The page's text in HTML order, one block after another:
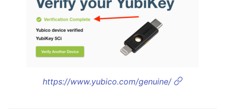
September 2013
August 2013
Mai 2013
https://www.yubico.com/genuine/